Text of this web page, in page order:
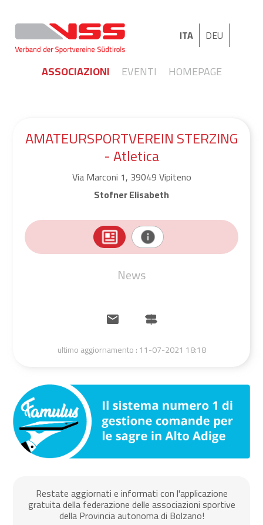
ITA DEU
ASSOCIAZIONI EVENTI HOMEPAGE
AMATEURSPORTVEREIN STERZING
- Atletica
Via Marconi 1, 39049 Vipiteno
Stofner Elisabeth
News
ultimo aggiornamento :11-07-2021 18:18
Restate aggiornati e informati con l'applicazione
gratuita della federazione delle associazioni sportive
della Provincia autonoma di Bolzano!